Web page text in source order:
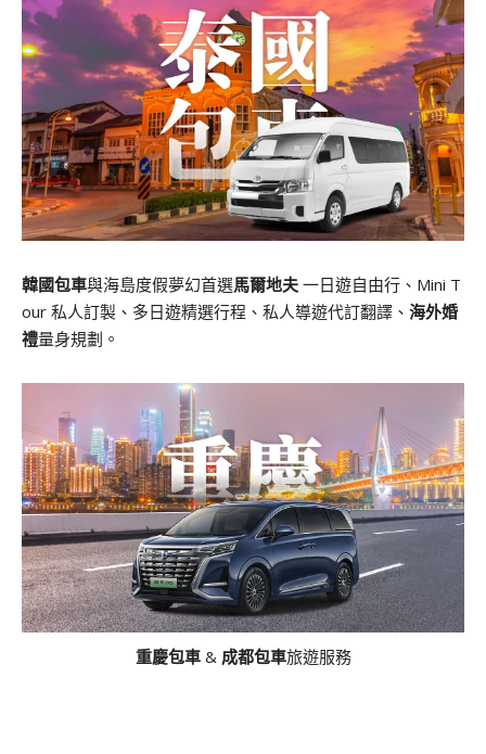
韓國包車與海島度假夢幻首選馬爾地夫 一日遊自由行、Mini T
our 私人訂製、多日遊精選行程、私人導遊代訂翻譯、 海外婚
禮量身規劃。
重慶包車& 成都包車旅遊服務